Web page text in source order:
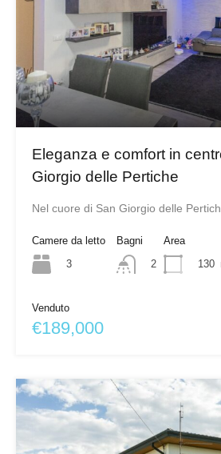
Eleganza e comfort in
Giorgio delle Pertiche
Nel cuore di San Giorgio delle
Camere da letto
3
Bagni
2
Area
130
Venduto
€189,000